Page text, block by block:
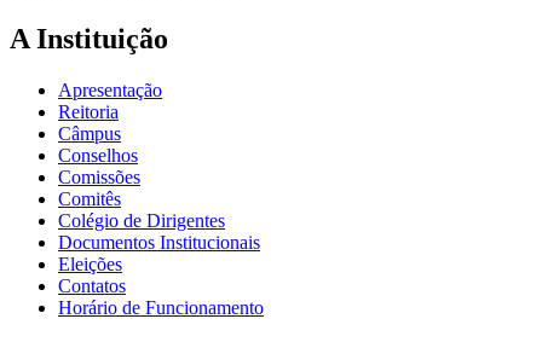
A Instituição
Apresentação
Reitoria
Câmpus
Conselhos
Comissões
Comitês
Colégio de Dirigentes
Documentos Institucionais
Eleições
Contatos
Horário de Funcionamento